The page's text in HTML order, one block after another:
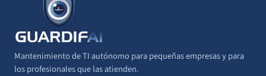
Mantenimiento de TI autónomo para pequeñas empresas y para
los profesionales que las atienden.